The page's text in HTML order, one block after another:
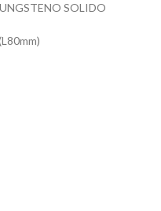
SOLIDO